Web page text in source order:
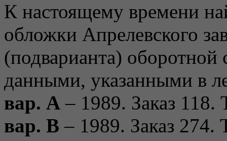
К настоящему времени
обложки Апрелевского
(подварианта)
данными, указанными в
вар. A – 1989. Заказ
вар. B – 1989. Заказ 274.